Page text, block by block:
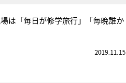
は「毎日が修学旅行」「毎晩誰か
2019.11.15